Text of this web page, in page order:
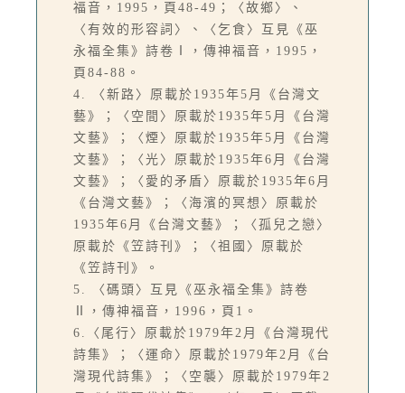
福音，1995，頁48-49；〈故鄉〉、
〈有效的形容詞〉、〈乞食〉互見《巫
永福全集》詩卷Ⅰ，傳神福音，1995，
頁84-88。
4. 〈新路〉原載於1935年5月《台灣文
藝》；〈空間〉原載於1935年5月《台灣
文藝》；〈煙〉原載於1935年5月《台灣
文藝》；〈光〉原載於1935年6月《台灣
文藝》；〈愛的矛盾〉原載於1935年6月
《台灣文藝》；〈海濱的冥想〉原載於
1935年6月《台灣文藝》；〈孤兒之戀〉
原載於《笠詩刊》；〈祖國〉原載於
《笠詩刊》。
5. 〈碼頭〉互見《巫永福全集》詩卷
Ⅱ，傳神福音，1996，頁1。
6.〈尾行〉原載於1979年2月《台灣現代
詩集》；〈運命〉原載於1979年2月《台
灣現代詩集》；〈空襲〉原載於1979年2